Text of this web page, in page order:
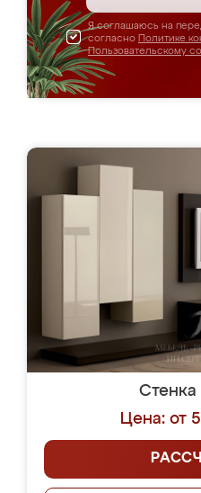
Я соглашаюсь на
согласно Политике
Пользовательскому
Цена: от